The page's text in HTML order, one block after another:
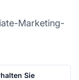
Marketing-
Sie